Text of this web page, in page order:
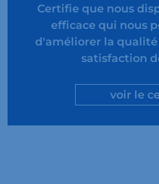
Certifie que nous
efficace qui nous
d'améliorer la qualité
satisfaction
voir le